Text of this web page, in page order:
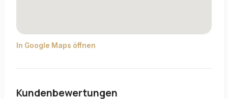
In Google Maps öffnen
Kundenbewertungen